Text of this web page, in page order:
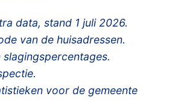
data, stand 1 juli 2026.
van de huisadressen.
voor de gemeente